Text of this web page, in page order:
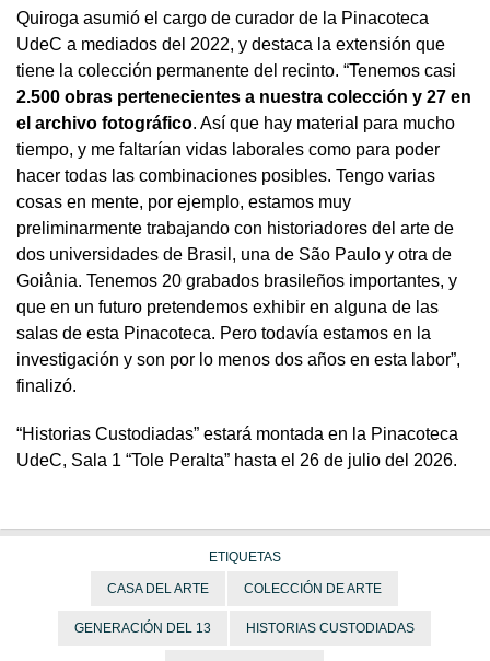
Quiroga asumió el cargo de curador de la Pinacoteca
UdeC a mediados del 2022, y destaca la extensión que
tiene la colección permanente del recinto. “Tenemos casi
2.500 obras pertenecientes a nuestra colección y 27 en
el archivo fotográfico. Así que hay material para mucho
tiempo, y me faltarían vidas laborales como para poder
hacer todas las combinaciones posibles. Tengo varias
cosas en mente, por ejemplo, estamos muy
preliminarmente trabajando con historiadores del arte de
dos universidades de Brasil, una de São Paulo y otra de
Goiânia. Tenemos 20 grabados brasileños importantes, y
que en un futuro pretendemos exhibir en alguna de las
salas de esta Pinacoteca. Pero todavía estamos en la
investigación y son por lo menos dos años en esta labor”,
finalizó.
“Historias Custodiadas” estará montada en la Pinacoteca
UdeC, Sala 1 “Tole Peralta” hasta el 26 de julio del 2026.
ETIQUETAS
CASA DEL ARTE COLECCIÓN DE ARTE
GENERACIÓN DEL 13 HISTORIAS CUSTODIADAS